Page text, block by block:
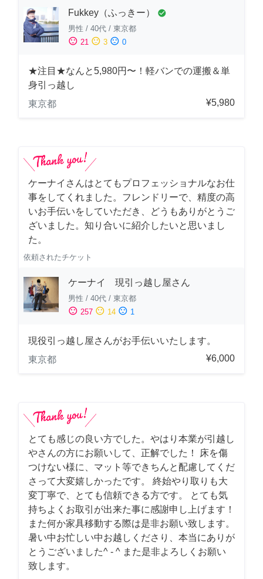
Fukkey（ふっきー） check_circle
男性 / 40代 / 東京都
sentiment_satisfied 21 sentiment_neutral 3 sentiment_dissatisfied 0
★注目★なんと5,980円〜！軽バンでの運搬＆単
身引っ越し
東京都
¥5,980
ケーナイさんはとてもプロフェッショナルなお仕
事をしてくれました。フレンドリーで、精度の高
いお手伝いをしていただき、どうもありがとうご
ざいました。知り合いに紹介したいと思いまし
た。
依頼されたチケット
ケーナイ 現引っ越し屋さん
男性 / 40代 / 東京都
sentiment_satisfied 257 sentiment_neutral 14 sentiment_dissatisfied 1
現役引っ越し屋さんがお手伝いいたします。
東京都
¥6,000
とても感じの良い方でした。やはり本業が引越し
やさんの方にお願いして、正解でした！ 床を傷
つけない様に、マット等できちんと配慮してくだ
さって大変嬉しかったです。 終始やり取りも大
変丁寧で、とても信頼できる方です。 とても気
持ちよくお取引が出来た事に感謝申し上げます！
また何か家具移動する際は是非お願い致します。
暑い中お忙しい中お越しくださり、本当にありが
とうございました^ - ^ また是非よろしくお願い
致します。